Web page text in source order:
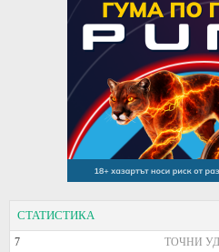
СТАТИСТИКА
7 ТОЧНИ